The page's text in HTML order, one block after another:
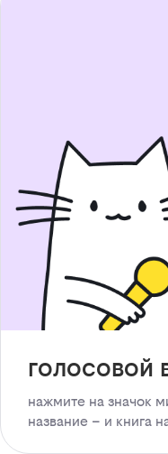
голосовой
нажмите на значок
название – и книга